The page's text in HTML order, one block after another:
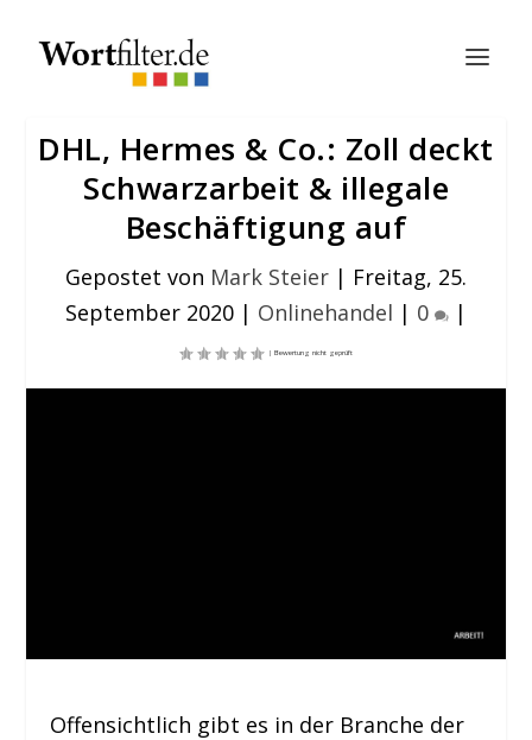
DHL, Hermes & Co.: Zoll deckt
Schwarzarbeit & illegale
Beschäftigung auf
Gepostet von Mark Steier | Freitag, 25.
September 2020 | Onlinehandel | 0 |
Offensichtlich gibt es in der Branche der